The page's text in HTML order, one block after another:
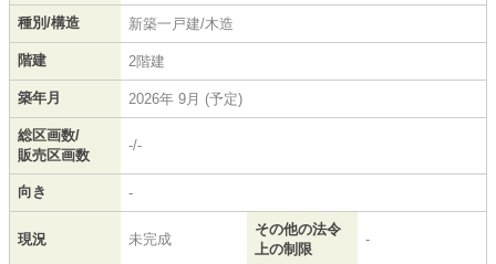
種別/構造 新築一戸建/木造
階建 2階建
築年月 2026年 9月 (予定)
総区画数/
販売区画数
-/-
向き -
現況 未完成
その他の法令
上の制限
-